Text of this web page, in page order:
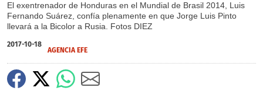
El exentrenador de Honduras en el Mundial de Brasil 2014, Luis
Fernando Suárez, confía plenamente en que Jorge Luis Pinto
llevará a la Bicolor a Rusia. Fotos DIEZ
2017-10-18
AGENCIA EFE